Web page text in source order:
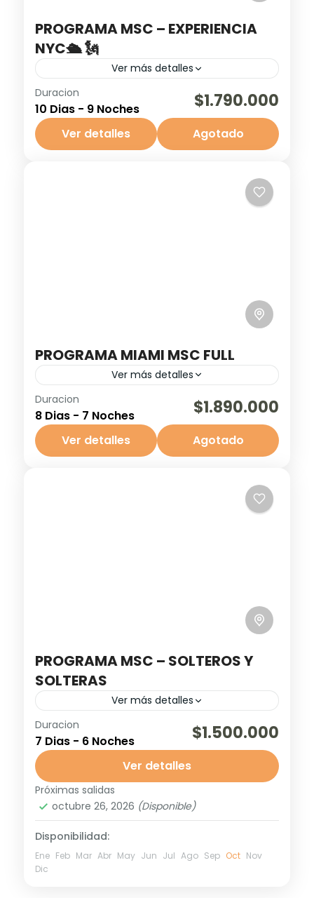
PROGRAMA MSC – EXPERIENCIA
NYC🛳️ 🗽
Ver más detalles
¡Vive la experiencia NYC MSC y disfruta 10
días inolvidables entre Nueva York 🗽 y el
Caribe! El paquete incluye vuelos ida y
vuelta ✈️,...
Duracion
10 Dias - 9 Noches $1.790.000
Ver detalles Agotado
PROGRAMA MIAMI MSC FULL
Ver más detalles
Buffet ilimitado Discoteca
Fiestas miami Teatro & Shows
Viaje Familiar
combina lo mejor de Miami y el Caribe.
Incluye vuelos ida y vuelta con maletas, 2
Duracion
8 Dias - 7 Noches $1.890.000
Ver detalles Agotado
PROGRAMA MSC – SOLTEROS Y
SOLTERAS
Ver más detalles
Bahamas Fiestas
Vive una experiencia inolvidable con el
Programa MSC - Solteros y Solteras: 7
días y 6 noches que combinan vuelos ida y
vuelta desde Santiago...
Miami,Nassau Bahamas,Ocean Cay
Bahamas
Duracion
7 Dias - 6 Noches $1.500.000
Ver detalles
Próximas salidas
octubre 26, 2026 (Disponible)
Disponibilidad:
Ene Feb Mar Abr May Jun Jul Ago Sep Oct Nov
Dic